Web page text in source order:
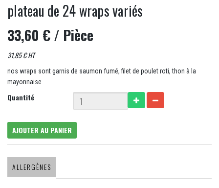
plateau de 24 wraps variés
33,60 €/ Pièce
31,85 € HT
nos wraps sont garnis de saumon fumé, filet de poulet roti, thon à la
mayonnaise
Quantité
AJOUTER AU PANIER
ALLERGÈNES